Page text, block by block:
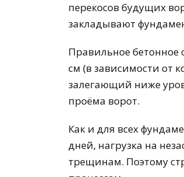
перекосов будущих
закладывают
Правильное бетонное
см (в зависимости от
залегающий ниже
проёма ворот.
Как и для всех
дней, нагрузка на
трещинам. Поэтому